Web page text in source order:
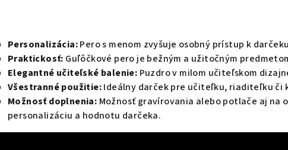
Personalizácia:Pero s menom zvyšuje osobný prístup k
Praktickosť: Guľôčkové pero je bežným a užitočným
Elegantné učiteľské balenie: Puzdro v milom učiteľskom
Všestranné použitie:Ideálny darček pre učiteľku, riaditeľku či
Možnosť doplnenia: Možnosť gravírovania alebo potlače aj na
personalizáciu a hodnotu darčeka.